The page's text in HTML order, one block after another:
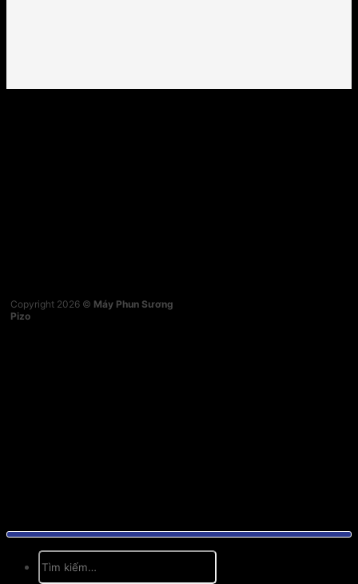
Copyright 2026 © Máy Phun Sương
Pizo
Tìm
kiếm: